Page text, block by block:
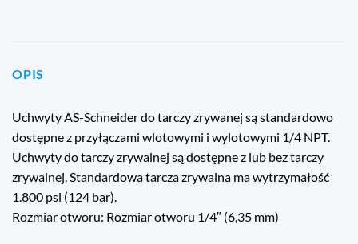
OPIS
Uchwyty AS-Schneider do tarczy zrywanej są standardowo
dostępne z przyłączami wlotowymi i wylotowymi 1/4 NPT.
Uchwyty do tarczy zrywalnej są dostępne z lub bez tarczy
zrywalnej. Standardowa tarcza zrywalna ma wytrzymałość
1.800 psi (124 bar).
Rozmiar otworu: Rozmiar otworu 1/4″ (6,35 mm)